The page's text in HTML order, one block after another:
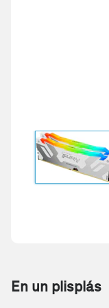
En un plisplás